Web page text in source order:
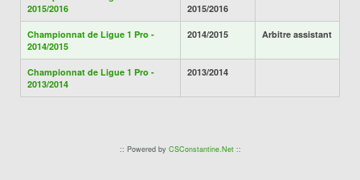
2015/2016
2015/2016
Championnat de Ligue 1 Pro -
2014/2015
2014/2015 Arbitre assistant
Championnat de Ligue 1 Pro -
2013/2014
2013/2014
:: Powered by CSConstantine.Net::